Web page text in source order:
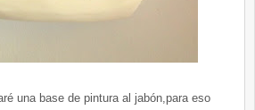
una base de pintura al jabón,para eso